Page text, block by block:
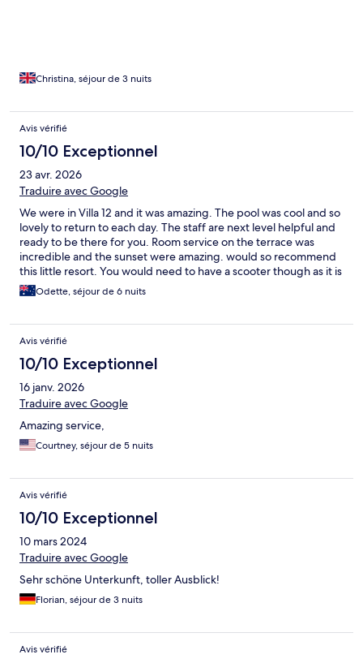
Christina, séjour de 3 nuits
Avis vérifié
10/10 Exceptionnel
23 avr. 2026
Traduire avec Google
We were in Villa 12 and it was amazing. The pool was cool and so
lovely to return to each day. The staff are next level helpful and
ready to be there for you. Room service on the terrace was
incredible and the sunset were amazing. would so recommend
this little resort. You would need to have a scooter though as it is
not too close to anything. But the food in the restaurant is well
prices and delicious.
Odette, séjour de 6 nuits
Avis vérifié
10/10 Exceptionnel
16 janv. 2026
Traduire avec Google
Amazing service,
Courtney, séjour de 5 nuits
Avis vérifié
10/10 Exceptionnel
10 mars 2024
Traduire avec Google
Sehr schöne Unterkunft, toller Ausblick!
Florian, séjour de 3 nuits
Avis vérifié